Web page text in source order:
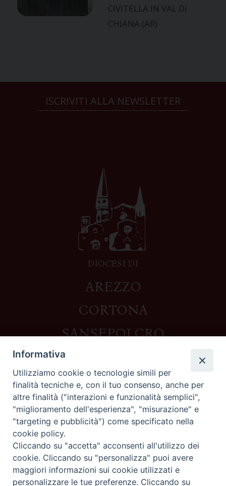
CIVITELLA IN VAL DI
CHIANA (AR)
ISCRIVITI ALLA NEWSLETTER
DIOCESI DI
AREZZO
CORTONA
SANSEPOLCRO
Contatti
Piazza del Duomo,1 - 52100 Arezzo
segreteria@diocesi.arezzo.it
Informativa privacy
Seguici su
Informativa
Utilizziamo cookie o tecnologie simili per
finalità tecniche e, con il tuo consenso, anche per
altre finalità ("interazioni e funzionalità semplici",
"miglioramento dell'esperienza", "misurazione" e
"targeting e pubblicità") come specificato nella
cookie policy.
Cliccando su "accetta" acconsenti all'utilizzo dei
cookie. Cliccando su "personalizza" puoi avere
maggiori informazioni sui cookie utilizzati e
personalizzare le tue preferenze. Cliccando su